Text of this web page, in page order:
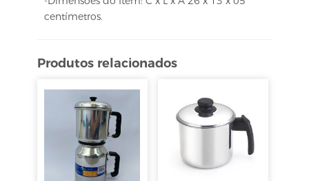
centímetros.
Produtos relacionados